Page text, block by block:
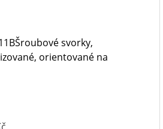
svorky,
orientované na